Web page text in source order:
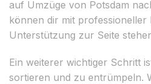
auf Umzüge von Potsdam
können dir mit professioneller
Unterstützung zur Seite
Ein weiterer wichtiger Schritt
sortieren und zu entrümpeln.